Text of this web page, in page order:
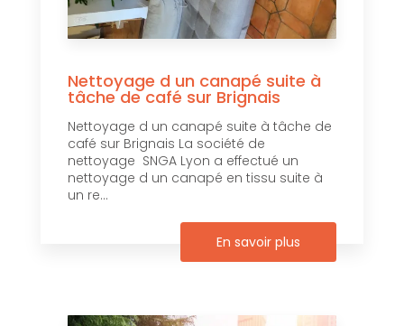
Nettoyage d un canapé suite à
tâche de café sur Brignais
Nettoyage d un canapé suite à tâche de
café sur Brignais La société de
nettoyage SNGA Lyon a effectué un
nettoyage d un canapé en tissu suite à
un re...
En savoir plus